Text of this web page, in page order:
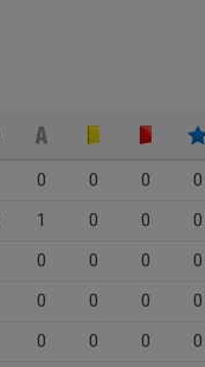
0 0 0 0
1 0 0 0
0 0 0 0
0 0 0 0
0 0 0 0